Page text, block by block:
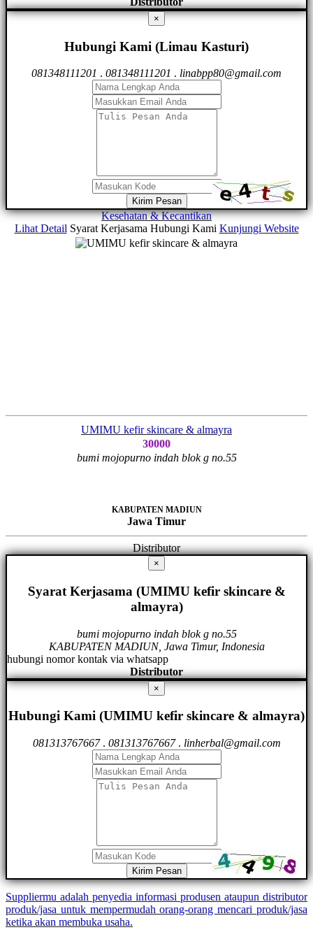
×
Hubungi Kami (Limau Kasturi)
081348111201 . 081348111201 . linabpp80@gmail.com
Kirim Pesan
Kesehatan & Kecantikan
Lihat Detail Syarat Kerjasama Hubungi Kami Kunjungi Website
UMIMU kefir skincare & almayra
30000
bumi mojopurno indah blok g no.55
KABUPATEN MADIUN
Jawa Timur
Distributor
×
Syarat Kerjasama (UMIMU kefir skincare &
almayra)
bumi mojopurno indah blok g no.55
KABUPATEN MADIUN, Jawa Timur, Indonesia
hubungi nomor kontak via whatsapp
Distributor
×
Hubungi Kami (UMIMU kefir skincare & almayra)
081313767667. 081313767667. linherbal@gmail.com
Kirim Pesan
Suppliermu adalah penyedia informasi produsen ataupun distributor
produk/jasa untuk mempermudah orang-orang mencari produk/jasa
ketika akan membuka usaha.